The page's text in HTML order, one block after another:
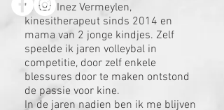
Ik ben Inez Vermeylen,
kinesitherapeut sinds 2014 en
mama van 2 jonge kindjes. Zelf
speelde ik jaren volleybal in
competitie, door zelf enkele
blessures door te maken ontstond
de passie voor kine.
In de jaren nadien ben ik me blijven